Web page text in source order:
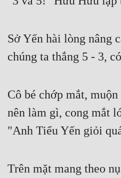
Sở Yến hài lòng nâng
chúng ta thắng 5 - 3,
Cô bé chớp mắt,
nên làm gì, cong mắt
"Anh Tiểu Yến giỏi
Trên mặt mang theo